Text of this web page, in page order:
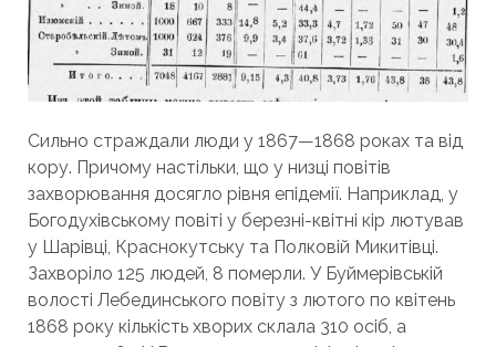
Сильно страждали люди у 1867—1868 роках та від
кору. Причому настільки, що у низці повітів
захворювання досягло рівня епідемії. Наприклад, у
Богодухівському повіті у березні-квітні кір лютував
у Шарівці, Краснокутську та Полковій Микитівці.
Захворіло 125 людей, 8 померли. У Буймерівській
волості Лебединського повіту з лютого по квітень
1868 року кількість хворих склала 310 осіб, а